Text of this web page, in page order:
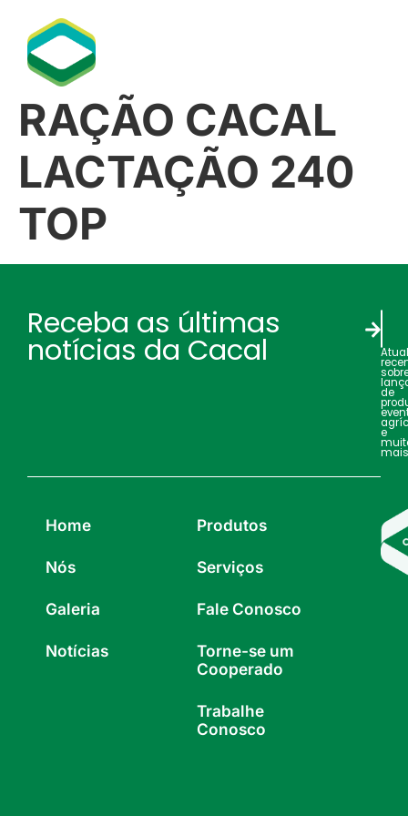
RAÇÃO CACAL
LACTAÇÃO 240
ΤΟΡ
Receba as últimas
notícias da Cacal
de
e
Home
Nós
Galeria
Notícias
Produtos
Serviços
Fale Conosco
Torne-se um
Cooperado
Trabalhe
Conosco